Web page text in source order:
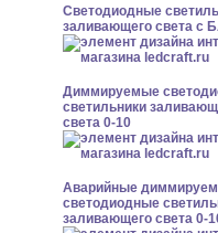
Светодиодные
заливающего света с
Диммируемые
светильники
света 0-10
Аварийные
светодиодные
заливающего света 0-